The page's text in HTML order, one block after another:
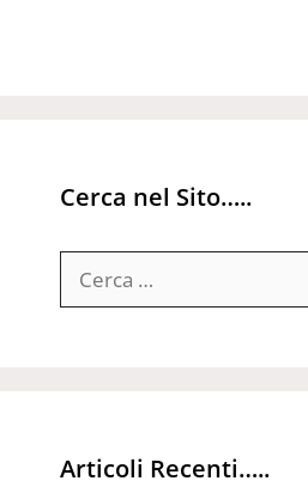
Cerca nel Sito…..
per:
Articoli Recenti…..